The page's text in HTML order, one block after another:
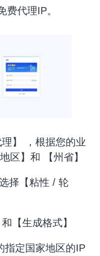
费代理IP。
】 ，根据您的业
区】和 【州省】
择【粘性 / 轮
【生成格式】
定国家地区的IP